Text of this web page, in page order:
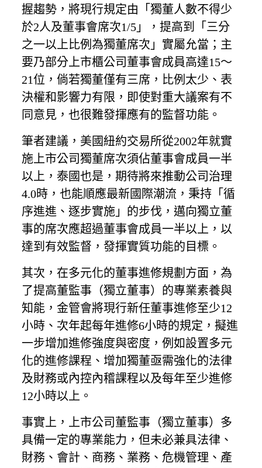
握趨勢，將現行規定由「獨董人數不得少
於2人及董事會席次1/5」，提高到「三分
之一以上比例為獨董席次」實屬允當；主
要乃部分上市櫃公司董事會成員高達15～
21位，倘若獨董僅有三席，比例太少、表
決權和影響力有限，即使對重大議案有不
同意見，也很難發揮應有的監督功能。
筆者建議，美國紐約交易所從2002年就實
施上市公司獨董席次須佔董事會成員一半
以上，泰國也是，期待將來推動公司治理
4.0時，也能順應最新國際潮流，秉持「循
序進進、逐步實施」的步伐，邁向獨立董
事的席次應超過董事會成員一半以上，以
達到有效監督，發揮實質功能的目標。
其次，在多元化的董事進修規劃方面，為
了提高董監事（獨立董事）的專業素養與
知能，金管會將現行新任董事進修至少12
小時、次年起每年進修6小時的規定，擬進
一步增加進修強度與密度，例如設置多元
化的進修課程、增加獨董亟需強化的法律
及財務或內控內稽課程以及每年至少進修
12小時以上。
事實上，上市公司董監事（獨立董事）多
具備一定的專業能力，但未必兼具法律、
財務、會計、商務、業務、危機管理、產